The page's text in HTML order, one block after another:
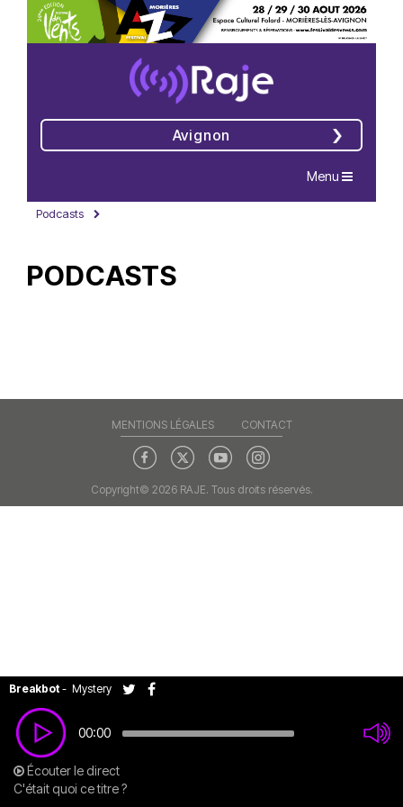
Avignon
Navigation
Menu
Podcasts
PODCASTS
00:00
Breakbot- Mystery
Écouter le direct
C'était quoi ce titre ?
MENTIONS LÉGALES CONTACT
Copyright© 2026 RAJE. Tous droits réservés.